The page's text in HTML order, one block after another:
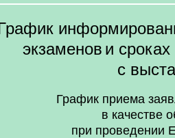
экзаменов и
с
График приема
в качестве
при проведении